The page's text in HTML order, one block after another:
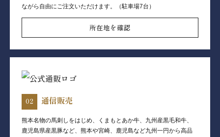
ながら自由にご注文いただけます。（駐車場7台）
所在地を確認
通信販売
熊本名物の馬刺しをはじめ、くまもとあか牛、九州産黒毛和牛、
鹿児島県産黒豚など、熊本や宮崎、鹿児島など九州一円から高品